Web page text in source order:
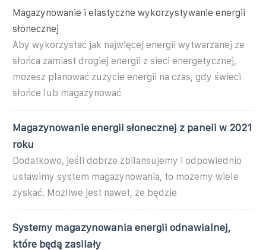
Magazynowanie i elastyczne wykorzystywanie energii
słonecznej
Aby wykorzystać jak najwięcej energii wytwarzanej ze
słońca zamiast drogiej energii z sieci energetycznej,
możesz planować zużycie energii na czas, gdy świeci
słońce lub magazynować
Magazynowanie energii słonecznej z paneli w 2021
roku
Dodatkowo, jeśli dobrze zbilansujemy i odpowiednio
ustawimy system magazynowania, to możemy wiele
zyskać. Możliwe jest nawet, że będzie
Systemy magazynowania energii odnawialnej,
które będą zasilały